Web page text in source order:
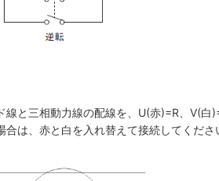
線と三相動力線の配線を、U(赤)=R、V(
合は、赤と白を入れ替えて接続してくださ